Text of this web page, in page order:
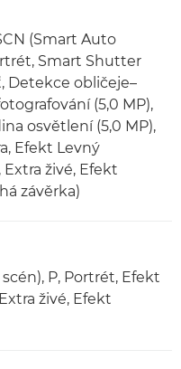
(Smart Auto
Smart Shutter
Detekce obličeje–
(5,0 MP),
osvětlení (5,0 MP),
Efekt Levný
živé, Efekt
závěrka)
P, Portrét, Efekt
živé, Efekt